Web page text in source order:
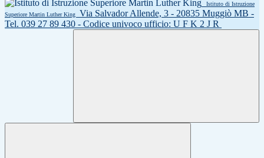
Istituto di Istruzione
Superiore Martin Luther King
Via Salvador Allende, 3 - 20835 Muggiò MB -
Tel. 039 27 89 430 - Codice univoco ufficio: U F K 2 J R